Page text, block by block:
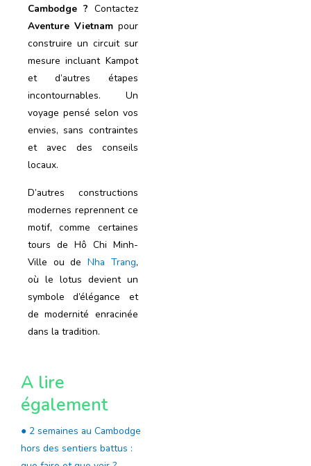
Cambodge ? Contactez
Aventure Vietnampour
construire un circuit sur
mesure incluant Kampot
et d’autres étapes
incontournables. Un
voyage pensé selon vos
envies, sans contraintes
et avec des conseils
locaux.
D’autres constructions
modernes reprennent ce
motif, comme certaines
tours de Hô Chi Minh-
Ville ou deNha Trang,
où le lotus devient un
symbole d’élégance et
de modernité enracinée
dans la tradition.
A lire
également
● 2 semaines au Cambodge
hors des sentiers battus :